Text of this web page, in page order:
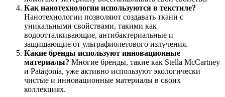
Как нанотехнологии используются в текстиле?
Нанотехнологии позволяют создавать ткани с
уникальными свойствами, такими как
водоотталкивающие, антибактериальные и
защищающие от ультрафиолетового излучения.
Какие бренды используют инновационные
материалы? Многие бренды, такие как Stella McCartney
и Patagonia, уже активно используют экологически
чистые и инновационные материалы в своих
коллекциях.